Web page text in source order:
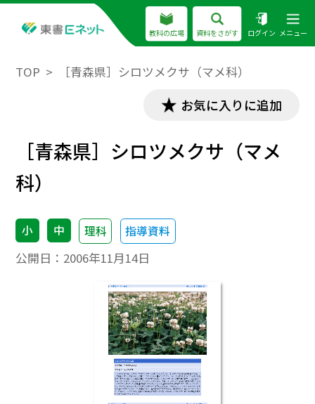
教科の広場 資料をさがす ログイン メニュー
TOP ［青森県］シロツメクサ（マメ科）
お気に入りに追加
［青森県］シロツメクサ（マメ
科）
小 中 理科 指導資料
公開日： 2006年11月14日